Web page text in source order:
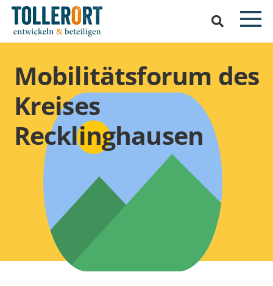
Mobilitätsforum des
Kreises
Recklinghausen